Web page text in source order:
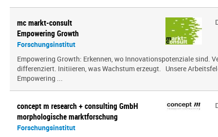
mc markt-consult
Empowering Growth
Forschungsinstitut
Empowering Growth: Erkennen, wo Innovationspotenziale sind.
differenziert. Initiieren, was Wachstum erzeugt. Unsere
Empowering ...
concept m research + consulting GmbH
morphologische marktforschung
Forschungsinstitut